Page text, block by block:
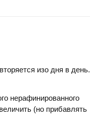
изо дня в день.
нерафинированного
(но прибавлять